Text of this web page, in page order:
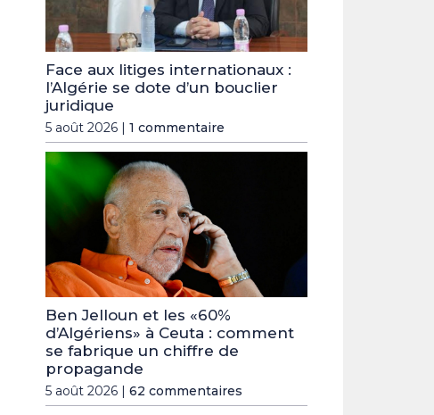
Face aux litiges internationaux :
l’Algérie se dote d’un bouclier
juridique
5 août 2026 | 1 commentaire
Ben Jelloun et les «60%
d’Algériens» à Ceuta : comment
se fabrique un chiffre de
propagande
5 août 2026 | 62 commentaires